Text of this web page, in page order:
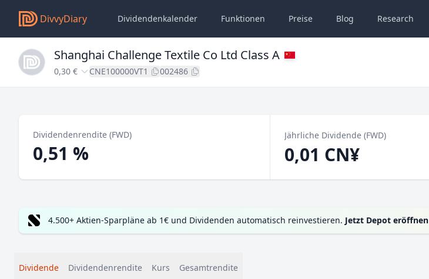
DivvyDiary Dividendenkalender Funktionen Preise Blog Research
Shanghai Challenge Textile Co Ltd Class A
0,30 € CNE100000VT1 002486
Dividendenrendite (FWD)
0,51 %
Jährliche Dividende (FWD)
0,01 CN¥
4.500+ Aktien-Sparpläne ab 1€ und Dividenden automatisch reinvestieren. Jetzt Depot eröffnen
Dividende Dividendenrendite Kurs Gesamtrendite